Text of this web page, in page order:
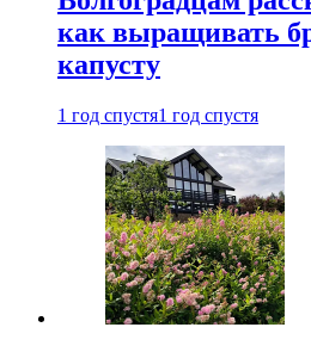
как выращивать
капусту
1 год спустя1 год спустя